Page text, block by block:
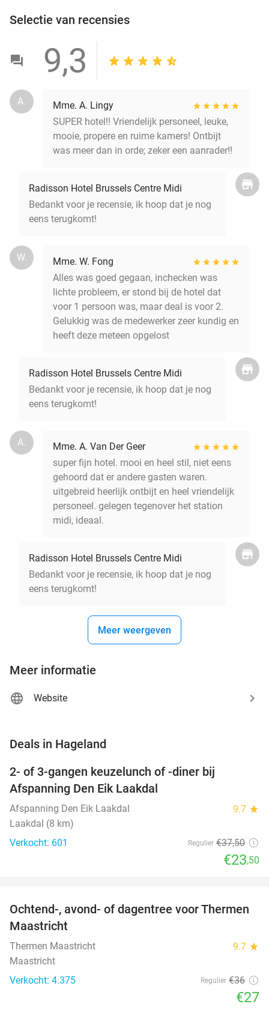
Selectie van recensies
9,3
A.
Mme. A. Lingy
SUPER hotel!! Vriendelijk personeel, leuke,
mooie, propere en ruime kamers! Ontbijt
was meer dan in orde; zeker een aanrader!!
Radisson Hotel Brussels Centre Midi
Bedankt voor je recensie, ik hoop dat je nog
eens terugkomt!
W.
Mme. W. Fong
Alles was goed gegaan, inchecken was
lichte probleem, er stond bij de hotel dat
voor 1 persoon was, maar deal is voor 2.
Gelukkig was de medewerker zeer kundig en
heeft deze meteen opgelost
Radisson Hotel Brussels Centre Midi
Bedankt voor je recensie, ik hoop dat je nog
eens terugkomt!
A.
Mme. A. Van Der Geer
super fijn hotel. mooi en heel stil, niet eens
gehoord dat er andere gasten waren.
uitgebreid heerlijk ontbijt en heel vriendelijk
personeel. gelegen tegenover het station
midi, ideaal.
Radisson Hotel Brussels Centre Midi
Bedankt voor je recensie, ik hoop dat je nog
eens terugkomt!
Meer weergeven
Meer informatie
Website
Deals in Hageland
2- of 3-gangen keuzelunch of -diner bij
Afspanning Den Eik Laakdal
Afspanning Den Eik Laakdal 9.7 star
Laakdal (8 km)
Verkocht: 601
Regulier €37,50
€23,50
25%
Ochtend-, avond- of dagentree voor Thermen
Maastricht
Thermen Maastricht 9.7 star
Maastricht
Verkocht: 4.375
Regulier €36
€27